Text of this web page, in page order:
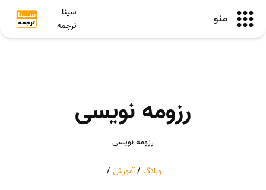
منو
سینا
ترجمه
رزومه نویسی
رزومه نویسی
وبلاگ /آموزش /